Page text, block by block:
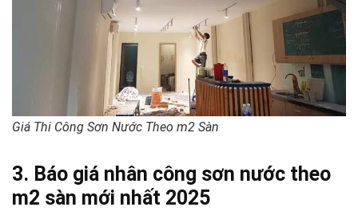
Giá Thi Công Sơn Nước Theo m2 Sàn
3. Báo giá nhân công sơn nước theo
m2 sàn mới nhất 2025